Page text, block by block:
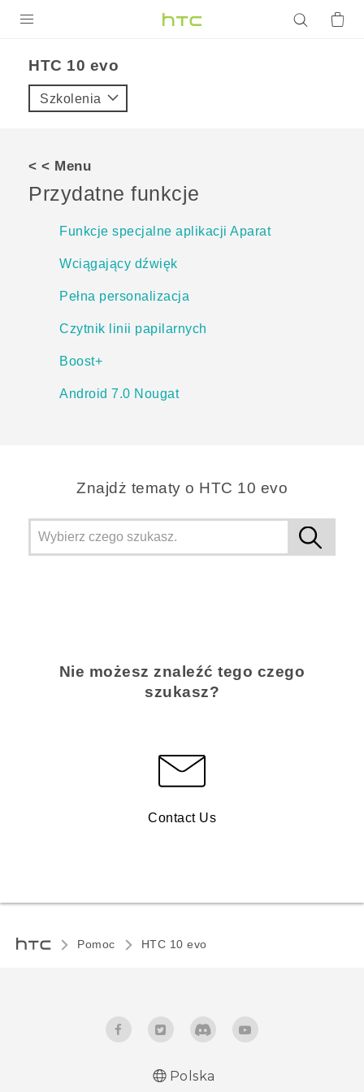
VIVE
POMOC TECHNICZNA
Urządzenia i akcesoria HTC
Zaloguj się
HTC 10 evo‎
Szkolenia
< < Menu
Przydatne funkcje
Funkcje specjalne aplikacji Aparat
Wciągający dźwięk
Pełna personalizacja
Czytnik linii papilarnych
Boost+
Android 7.0 Nougat
Znajdż tematy o HTC 10 evo
Nie możesz znaleźć tego czego
szukasz?
Contact Us
Pomoc HTC 10 evo‎
Polska